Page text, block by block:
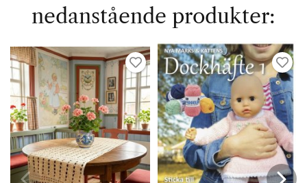
nedanstående produkter: